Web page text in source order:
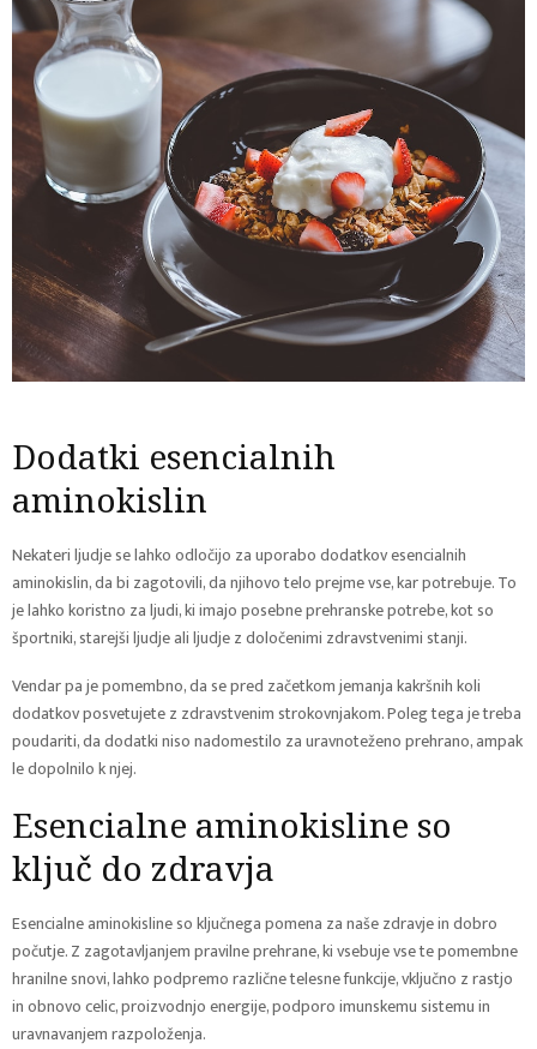
Dodatki esencialnih
aminokislin
Nekateri ljudje se lahko odločijo za uporabo dodatkov esencialnih
aminokislin, da bi zagotovili, da njihovo telo prejme vse, kar potrebuje. To
je lahko koristno za ljudi, ki imajo posebne prehranske potrebe, kot so
športniki, starejši ljudje ali ljudje z določenimi zdravstvenimi stanji.
Vendar pa je pomembno, da se pred začetkom jemanja kakršnih koli
dodatkov posvetujete z zdravstvenim strokovnjakom. Poleg tega je treba
poudariti, da dodatki niso nadomestilo za uravnoteženo prehrano, ampak
le dopolnilo k njej.
Esencialne aminokisline so
ključ do zdravja
Esencialne aminokisline so ključnega pomena za naše zdravje in dobro
počutje. Z zagotavljanjem pravilne prehrane, ki vsebuje vse te pomembne
hranilne snovi, lahko podpremo različne telesne funkcije, vključno z rastjo
in obnovo celic, proizvodnjo energije, podporo imunskemu sistemu in
uravnavanjem razpoloženja.